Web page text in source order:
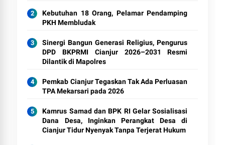
Kebutuhan 18 Orang, Pelamar Pendamping
PKH Membludak
Sinergi Bangun Generasi Religius, Pengurus
DPD BKPRMI Cianjur 2026–2031 Resmi
Dilantik di Mapolres
Pemkab Cianjur Tegaskan Tak Ada Perluasan
TPA Mekarsari pada 2026
Kamrus Samad dan BPK RI Gelar Sosialisasi
Dana Desa, Inginkan Perangkat Desa di
Cianjur Tidur Nyenyak Tanpa Terjerat Hukum